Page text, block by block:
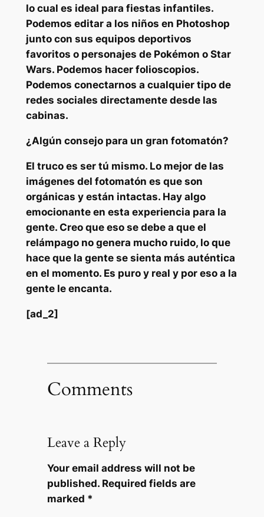
lo cual es ideal para fiestas infantiles.
Podemos editar a los niños en Photoshop
junto con sus equipos deportivos
favoritos o personajes de Pokémon o Star
Wars. Podemos hacer folioscopios.
Podemos conectarnos a cualquier tipo de
redes sociales directamente desde las
cabinas.
¿Algún consejo para un gran fotomatón?
El truco es ser tú mismo. Lo mejor de las
imágenes del fotomatón es que son
orgánicas y están intactas. Hay algo
emocionante en esta experiencia para la
gente. Creo que eso se debe a que el
relámpago no genera mucho ruido, lo que
hace que la gente se sienta más auténtica
en el momento. Es puro y real y por eso a la
gente le encanta.
[ad_2]
Comments
Leave a Reply
Your email address will not be
published. Required fields are
marked *